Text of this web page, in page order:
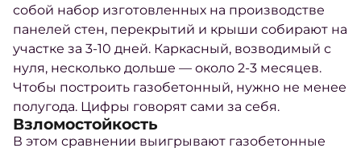
собой набор изготовленных на производстве
панелей стен, перекрытий и крыши собирают на
участке за 3-10 дней. Каркасный, возводимый с
нуля, несколько дольше — около 2-3 месяцев.
Чтобы построить газобетонный, нужно не менее
полугода. Цифры говорят сами за себя.
Взломостойкость
В этом сравнении выигрывают газобетонные